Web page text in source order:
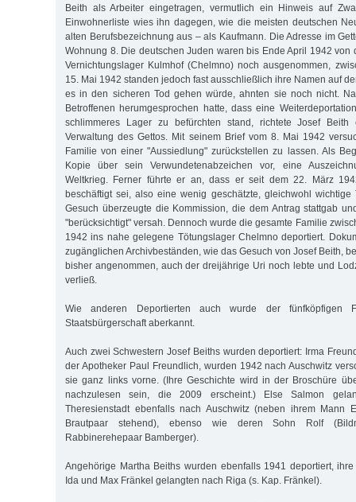
Beith als Arbeiter eingetragen, vermutlich ein Hinweis auf
Einwohnerliste wies ihn dagegen, wie die meisten deutschen
alten Berufsbezeichnung aus – als Kaufmann. Die Adresse im
Wohnung 8. Die deutschen Juden waren bis Ende April 1942 von
Vernichtungslager Kulmhof (Chelmno) noch ausgenommen,
15. Mai 1942 standen jedoch fast ausschließlich ihre Namen auf
es in den sicheren Tod gehen würde, ahnten sie noch nicht.
Betroffenen herumgesprochen hatte, dass eine
schlimmeres Lager zu befürchten stand, richtete Josef
Verwaltung des Gettos. Mit seinem Brief vom 8. Mai 1942
Familie von einer "Aussiedlung" zurückstellen zu lassen. Als
Kopie über sein Verwundetenabzeichen vor, eine
Weltkrieg. Ferner führte er an, dass er seit dem 22. März
beschäftigt sei, also eine wenig geschätzte, gleichwohl wichtige
Gesuch überzeugte die Kommission, die dem Antrag stattgab
"berücksichtigt" versah. Dennoch wurde die gesamte Familie
1942 ins nahe gelegene Tötungslager Chelmno deportiert.
zugänglichen Archivbeständen, wie das Gesuch von Josef Beith,
bisher angenommen, auch der dreijährige Uri noch lebte und
verließ.
Wie anderen Deportierten auch wurde der fünfköpfigen
Staatsbürgerschaft aberkannt.
Auch zwei Schwestern Josef Beiths wurden deportiert: Irma
der Apotheker Paul Freundlich, wurden 1942 nach Auschwitz
sie ganz links vorne. (Ihre Geschichte wird in der Broschüre
nachzulesen sein, die 2009 erscheint.) Else Salmon
Theresienstadt ebenfalls nach Auschwitz (neben ihrem Mann
Brautpaar stehend), ebenso wie deren Sohn Rolf
Rabbinerehepaar Bamberger).
Angehörige Martha Beiths wurden ebenfalls 1941 deportiert,
Ida und Max Fränkel gelangten nach Riga (s. Kap. Fränkel).